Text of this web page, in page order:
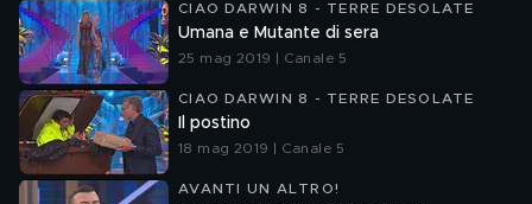
CIAO DARWIN 8 - TERRE DESOLATE
Umana e Mutante di sera
25 mag 2019 | Canale 5
CIAO DARWIN 8 - TERRE DESOLATE
Il postino
18 mag 2019 | Canale 5
AVANTI UN ALTRO!